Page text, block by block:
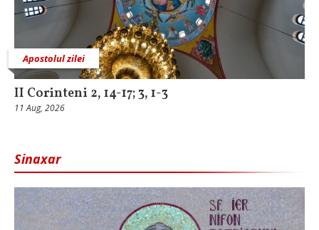
Apostolul zilei
II Corinteni 2, 14-17; 3, 1-3
11 Aug, 2026
Sinaxar